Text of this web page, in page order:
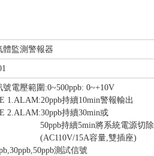
體監測警報器
號電壓範圍:0~500ppb: 0~+10V
1.ALAM:20ppb持續10min警報輸出
2.ALAM:30ppb持續30min或
持續5min將系統電源切除
15A容量,雙插座)
測試信號